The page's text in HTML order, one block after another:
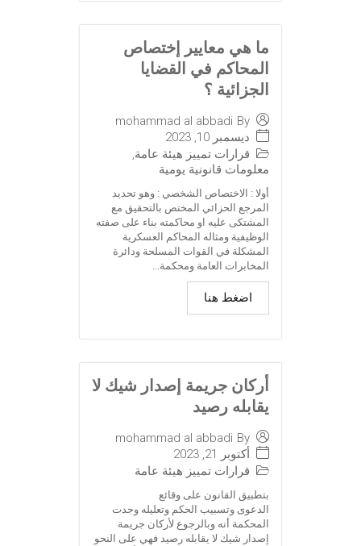
ما هي معايير إختصاص
المحاكم في القضايا
الجزائية ؟
By
mohammad al abbadi
ديسمبر 10, 2023
قرارات تمييز هيئة عامة,
معلومات قانونية يومية
أولا : الاختصاص الشخصي : وهو تحديد
المرجع الحزائي المختص بالتحقيق مع
المشتكى عليه او محاكمته بناء على صفته
الوظيفية ومثاله المحاكم العسكرية
المشكلة في القوات المسلحة ودائرة
المخابرات العامة ومحكمة...
اضغط هنا
أركان جريمة إصدار شيك لا
يقابله رصيد
By
mohammad al abbadi
أكتوبر 21, 2023
قرارات تمييز هيئة عامة
بتطبيق القانون على وقائع
الدعوى وتسبيب الحكم وتعليله وجدت
المحكمة أنه وبالرجوع لأركان جريمة
إصدار شيك لا يقابله رصيد فهي على النحو